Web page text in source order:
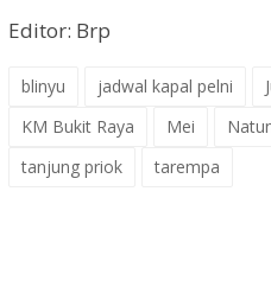
Editor: Brp
blinyu jadwal kapal pelni
KM Bukit Raya
Mei
tanjung priok
tarempa